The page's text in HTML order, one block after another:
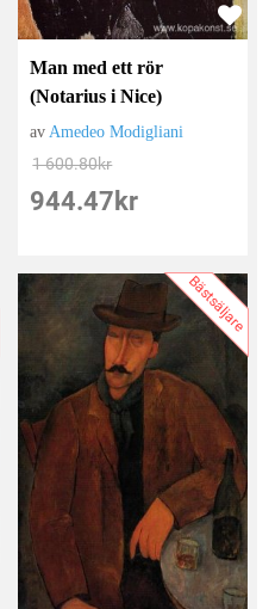
Man med ett rör
(Notarius i Nice)
avAmedeo Modigliani
1 600.80kr
944.47 kr
Bästsäljare